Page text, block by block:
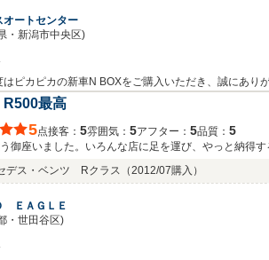
オートセンター
・新潟市中央区)
車N BOXをご購入いただき、誠にありがとうございました。 そしてこのような嬉しいクチコミ投稿も
菓子をいただき、大変ありがとうございました！！ 社員みんなで美味しくいただきますね。 これからも末永
R500最高
5点接客： 5雰囲気： 5アフター： 5品質： 5
御座いました。いろんな店に足を運び、やっと納得
に事故車を騙されて購入した事が有り、不安でしたが
は分かりませんよ」と社長さんに言われた通りで、
ーをお願い致します。今後も宜しくお願い致します。
デス・ベンツ Rクラス （2012/07購入）
ＥＡＧＬＥ
・世田谷区)